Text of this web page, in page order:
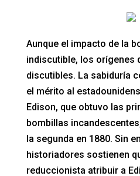
Aunque el impacto de la
indiscutible, los orígenes
discutibles. La sabiduría
el mérito al
Edison, que obtuvo las
bombillas
la segunda en 1880. Sin
historiadores sostienen
reduccionista atribuir a